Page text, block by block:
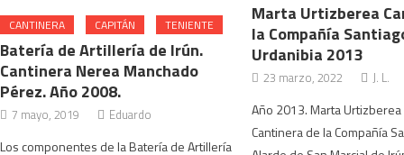
CANTINERA CAPITÁN TENIENTE
Batería de Artillería de Irún.
Cantinera Nerea Manchado
Pérez. Año 2008.
7 mayo, 2019 Eduardo
Los componentes de la Batería de Artillería
Marta Urtizberea
la Compañía
Urdanibia 2013
23 marzo, 2022 J. L.
Año 2013. Marta
Cantinera de la Compañía